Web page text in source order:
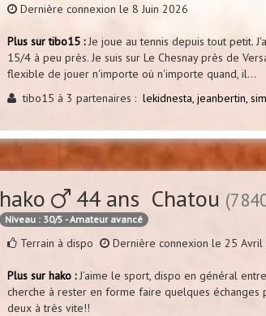
Dernière connexion le 8 Juin 2026
Plus sur tibo15 :Je joue au tennis depuis tout petit.
15/4 à peu près. Je suis sur Le Chesnay près de
flexible de jouer n'importe où n'importe quand, il...
tibo15 à 3 partenaires :lekidnesta,jeanbertin,
hako 44 ans Chatou
Niveau : 30/5 - Amateur avancé
Terrain à dispo Dernière connexion le 25 Avril
Plus sur hako :J’aime le sport, dispo en général
cherche à rester en forme faire quelques échanges
deux à très vite!!